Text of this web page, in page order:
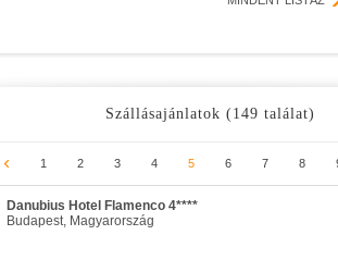
Szállásajánlatok (149 találat)
1 2 3 4 5 6 7 8
Danubius Hotel Flamenco 4****
Budapest, Magyarország